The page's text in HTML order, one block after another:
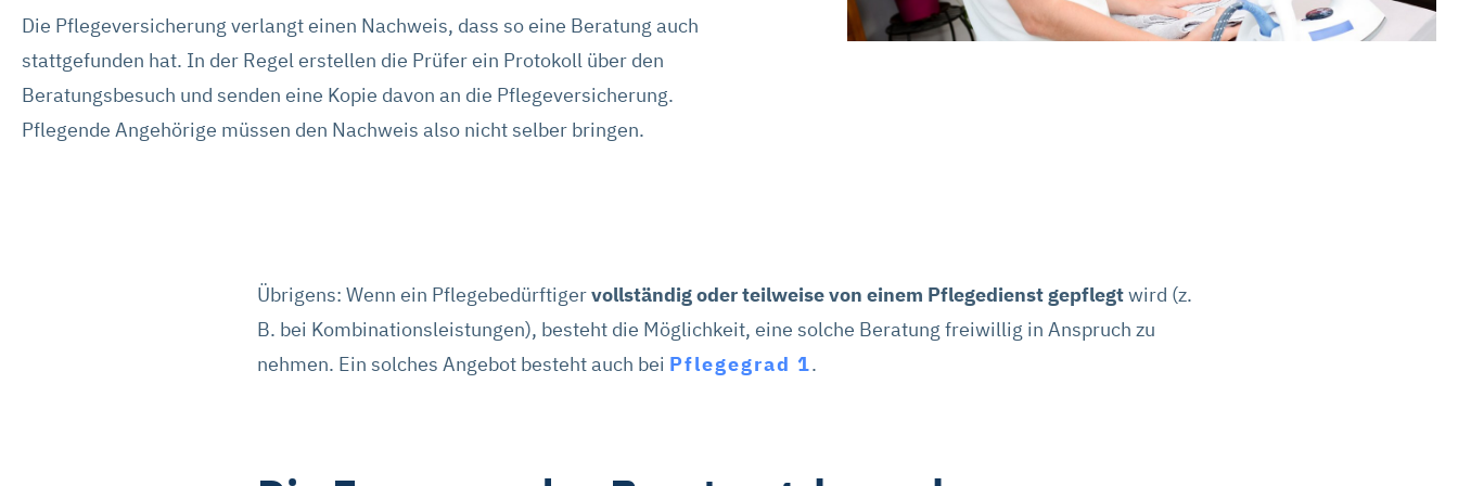
Die Pflegeversicherung verlangt einen Nachweis, dass so eine Beratung auch
stattgefunden hat. In der Regel erstellen die Prüfer ein Protokoll über den
Beratungsbesuch und senden eine Kopie davon an die Pflegeversicherung.
Pflegende Angehörige müssen den Nachweis also nicht selber bringen.
Übrigens: Wenn ein Pflegebedürftigervollständig oder teilweise von einem Pflegedienst gepflegtwird (z.
B. bei Kombinationsleistungen), besteht die Möglichkeit, eine solche Beratung freiwillig in Anspruch zu
nehmen. Ein solches Angebot besteht auch bei Pflegegrad 1.